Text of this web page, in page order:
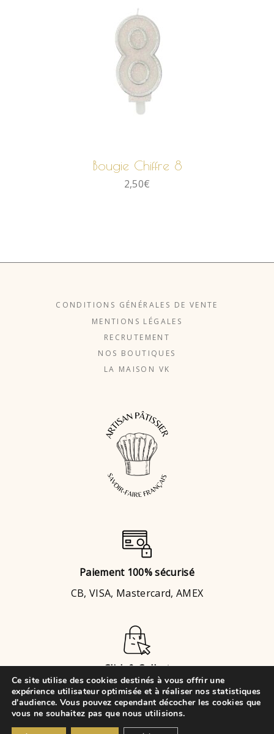
Bougie Chiffre 8
2,50€
CONDITIONS GÉNÉRALES DE VENTE
MENTIONS LÉGALES
RECRUTEMENT
NOS BOUTIQUES
LA MAISON VK
Paiement 100% sécurisé
CB, VISA, Mastercard, AMEX
Click & Collect
BrignaisouChaponost
Ce site utilise des cookies destinés à vous offrir une
expérience utilisateur optimisée et à réaliser nos statistiques
d'audience. Vous pouvez cependant décocher les cookies que
vous ne souhaitez pas que nous utilisions.